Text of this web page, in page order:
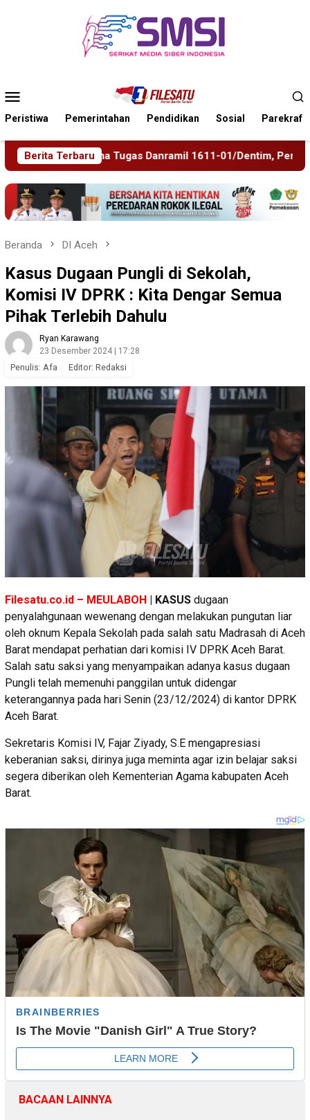
Mobile
Peristiwa Pemerintahan Pendidikan Sosial Parekraf
Berita Terbaru
01/Dentim, Perkuat Sinergitas TNI-Polri Polres
Beranda DI Aceh
Kasus Dugaan Pungli di Sekolah,
Komisi IV DPRK : Kita Dengar Semua
Pihak Terlebih Dahulu
Ryan Karawang
23 Desember 2024 | 17:28
Penulis: Afa Editor: Redaksi
Filesatu.co.id – MEULABOH | KASUS dugaan
penyalahgunaan wewenang dengan melakukan pungutan liar
oleh oknum Kepala Sekolah pada salah satu Madrasah di Aceh
Barat mendapat perhatian dari komisi IV DPRK Aceh Barat.
Salah satu saksi yang menyampaikan adanya kasus dugaan
Pungli telah memenuhi panggilan untuk didengar
keterangannya pada hari Senin (23/12/2024) di kantor DPRK
Aceh Barat.
Sekretaris Komisi IV, Fajar Ziyady, S.E mengapresiasi
keberanian saksi, dirinya juga meminta agar izin belajar saksi
segera diberikan oleh Kementerian Agama kabupaten Aceh
Barat.
BACAAN LAINNYA